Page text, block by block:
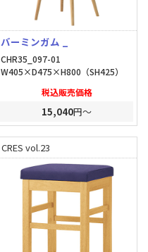
バーミンガム _
CHR35_097-01
W405×D475×H800（SH425）
税込販売価格
15,040円～
CRES vol.23